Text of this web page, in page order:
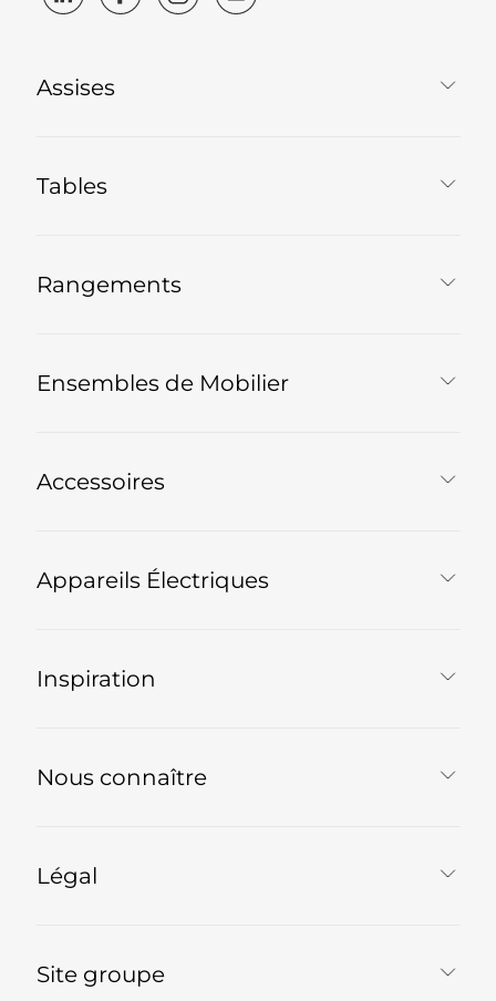
Assises
Tables
Rangements
Ensembles de Mobilier
Accessoires
Appareils Électriques
Inspiration
Nous connaître
Légal
Site groupe